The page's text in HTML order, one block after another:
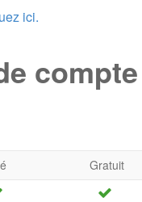
ici.
compte
Gratuit